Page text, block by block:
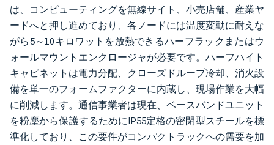
は、コンピューティングを無線サイト、小売店舗、産業ヤ
ードへと押し進めており、各ノードには温度変動に耐えな
がら5～10キロワットを放熱できるハーフラックまたはウ
ォールマウントエンクロージャが必要です。ハーフハイト
キャビネットは電力分配、クローズドループ冷却、消火設
備を単一のフォームファクターに内蔵し、現場作業を大幅
に削減します。通信事業者は現在、ベースバンドユニット
を粉塵から保護するためにIP55定格の密閉型スチールを標
準化しており、この要件がコンパクトラックへの需要を加